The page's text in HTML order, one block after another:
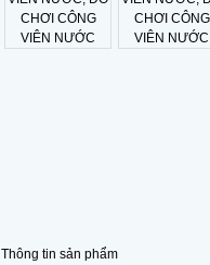
Thông tin sản phẩm